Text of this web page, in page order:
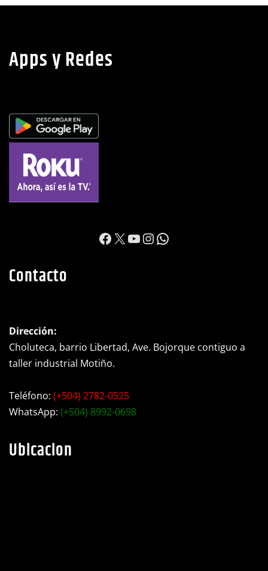
Apps y Redes
https://
X YouTube
Instagram
WhatsApp
Contacto
Dirección:
Choluteca, barrio Libertad, Ave. Bojorque contiguo a
taller industrial Motiño.
Teléfono: (+504) 2782-0525
WhatsApp: (+504) 8992-0698
Ubicacion